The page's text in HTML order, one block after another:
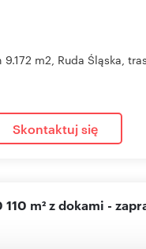
m2, Ruda Śląska,
Skontaktuj się
110 m² z dokami -